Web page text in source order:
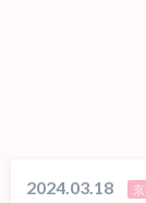
2024.03.18